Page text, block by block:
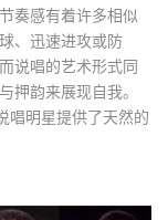
奏感有着许多相似
、迅速进攻或防
说唱的艺术形式同
押韵来展现自我。
唱明星提供了天然的